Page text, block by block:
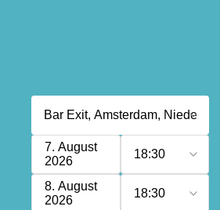
7. August
2026
18:30
8. August
2026
18:30